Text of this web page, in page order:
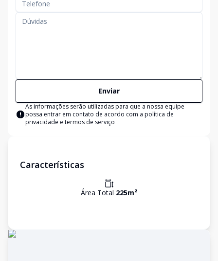
Enviar
As informações serão utilizadas para que a nossa equipe
possa entrar em contato de acordo com a política de
privacidade e termos de serviço
Características
Área Total 225m²